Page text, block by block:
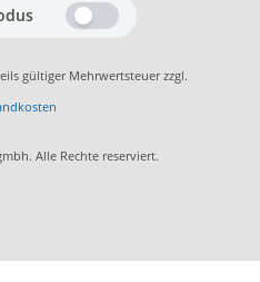
gültiger Mehrwertsteuer zzgl.
Alle Rechte reserviert.